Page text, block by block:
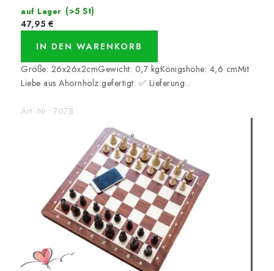
auf Lager (>5 St)
47,95 €
IN DEN WARENKORB
Größe: 26x26x2cmGewicht: 0,7 kgKönigshöhe: 4,6 cmMit
Liebe aus Ahornholz gefertigt. ✅ Lieferung...
Art.-Nr.: 7078